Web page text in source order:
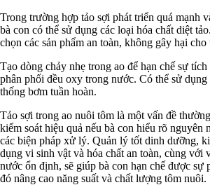
Trong trường hợp tảo sợi phát triển quá mạnh
bà con có thể sử dụng các loại hóa chất diệt
chọn các sản phẩm an toàn, không gây hại
Tạo dòng chảy nhẹ trong ao để hạn chế sự
phân phối đều oxy trong nước. Có thể sử
thống bơm tuần hoàn.
Tảo sợi trong ao nuôi tôm là một vấn đề
kiểm soát hiệu quả nếu bà con hiểu rõ nguyên
các biện pháp xử lý. Quản lý tốt dinh dưỡng,
dụng vi sinh vật và hóa chất an toàn, cùng với
nước ổn định, sẽ giúp bà con hạn chế được sự
đó nâng cao năng suất và chất lượng tôm nuôi.